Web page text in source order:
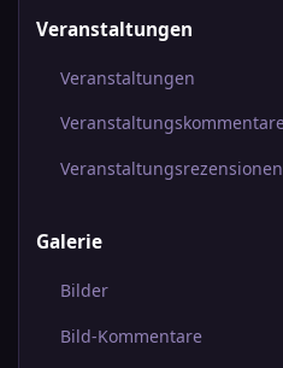
Veranstaltungen
Veranstaltungen
Veranstaltungsrezensionen
Galerie
Bilder
Bild-Kommentare